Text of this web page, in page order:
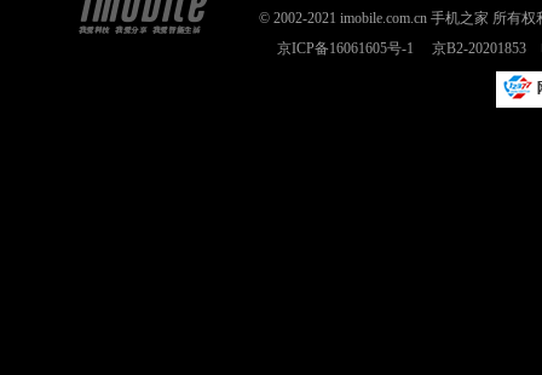
© 2002-2021 imobile.com.cn 手机之家 所有
京ICP备16061605号-1
京B2-20201853